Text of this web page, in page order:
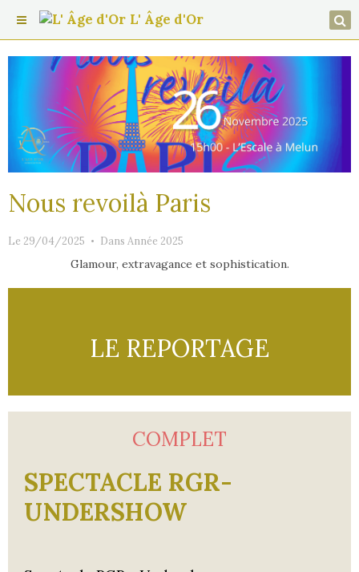
L' Âge d'Or
Nous revoilà Paris
Le 29/04/2025 Dans Année 2025
Glamour, extravagance et sophistication.
LE REPORTAGE
COMPLET
SPECTACLE RGR-
UNDERSHOW